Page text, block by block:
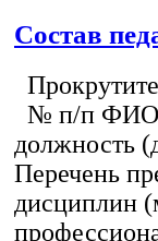
Состав
№ п/п ФИО
должность
Перечень
дисциплин